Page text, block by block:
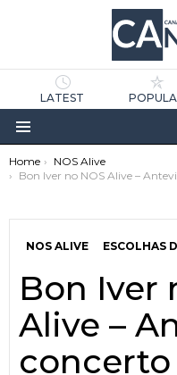
LATEST
Menu
You are here:
Home
NOS Alive
Bon Iver no NOS Alive –
NOS ALIVE ESCOLHAS
Bon Iver
Alive –